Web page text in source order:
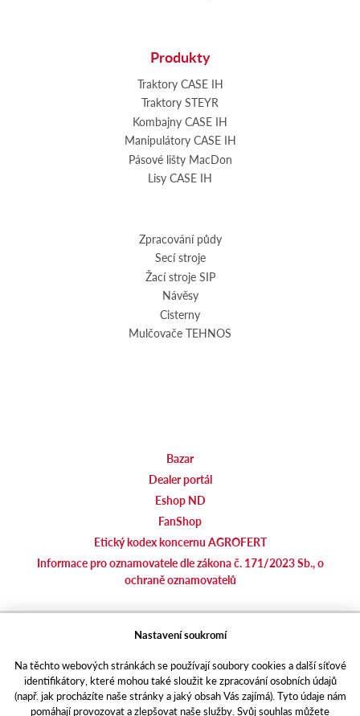
Produkty
Traktory CASE IH
Traktory STEYR
Kombajny CASE IH
Manipulátory CASE IH
Pásové lišty MacDon
Lisy CASE IH
Zpracování půdy
Secí stroje
Žací stroje SIP
Návěsy
Cisterny
Mulčovače TEHNOS
Bazar
Dealer portál
Eshop ND
FanShop
Etický kodex koncernu AGROFERT
Informace pro oznamovatele dle zákona č. 171/2023 Sb., o
ochraně oznamovatelů
agrotec.cz
portal.caseklub.cz
shop.agrics.cz
traktorbazar.cz
Nastavení soukromí
Na těchto webových stránkách se používají soubory cookies a další síťové
identifikátory, které mohou také sloužit ke zpracování osobních údajů
(např. jak procházíte naše stránky a jaký obsah Vás zajímá). Tyto údaje nám
pomáhají provozovat a zlepšovat naše služby. Svůj souhlas můžete